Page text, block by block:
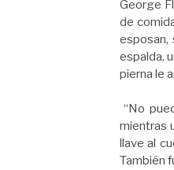
George
de
esposan,
espalda,
pierna le
“No
mientras
llave al
También